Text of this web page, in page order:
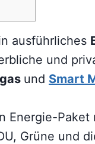
ausführliches
und
und Smart
Energie-Paket
Grüne und